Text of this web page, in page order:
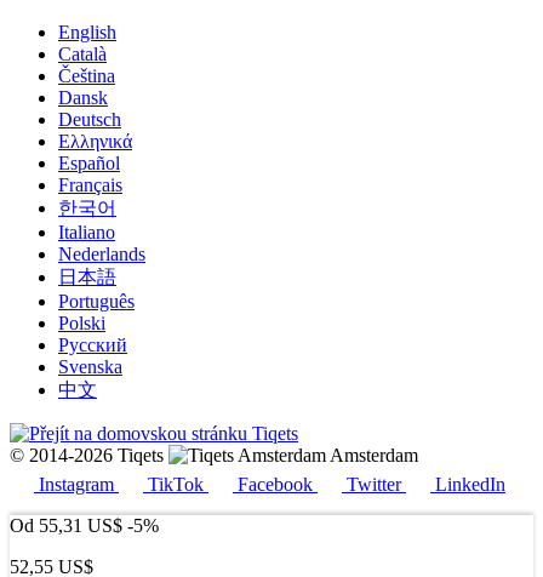
English
Català
Čeština
Dansk
Deutsch
Ελληνικά
Español
Français
한국어
Italiano
Nederlands
日本語
Português
Polski
Русский
Svenska
中文
© 2014-2026 Tiqets
Amsterdam
Instagram
TikTok Facebook Twitter
LinkedIn
Od 55,31 US$ -5%
52,55 US$